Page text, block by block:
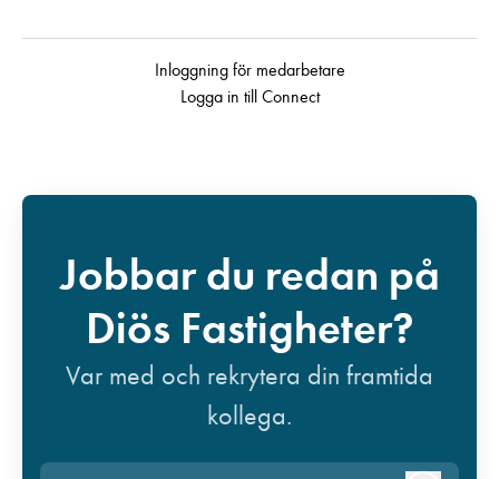
Inloggning för medarbetare
Logga in till Connect
Jobbar du redan på
Diös Fastigheter?
Var med och rekrytera din framtida
kollega.